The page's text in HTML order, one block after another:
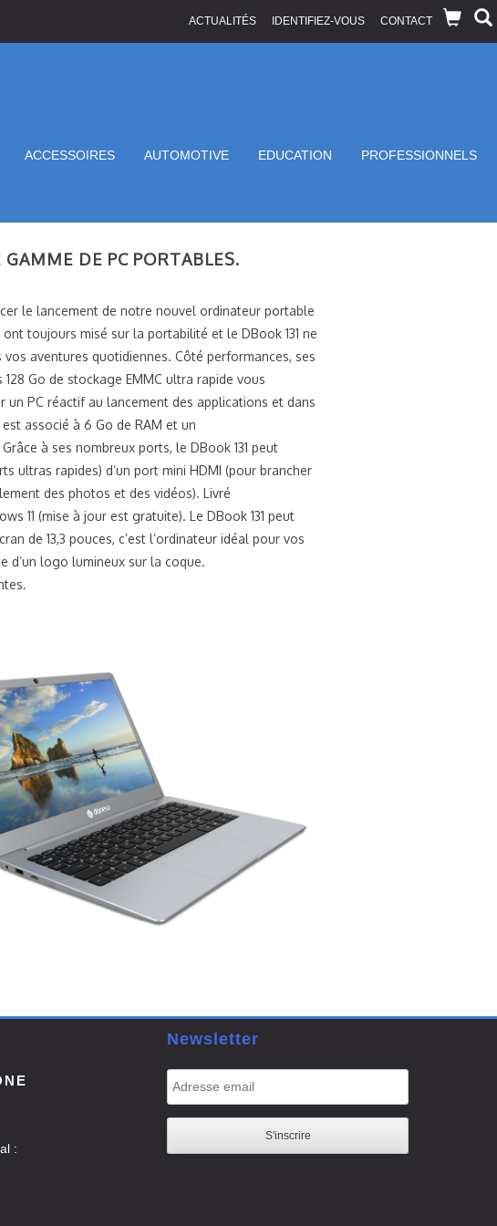
ACTUALITÉS IDENTIFIEZ-VOUS CONTACT
ACCESSOIRES AUTOMOTIVE EDUCATION PROFESSIONNELS
DE PC PORTABLES.
le lancement de notre nouvel ordinateur portable
ont toujours misé sur la portabilité et le DBook 131 ne
aventures quotidiennes. Côté performances, ses
Go de stockage EMMC ultra rapide vous
PC réactif au lancement des applications et dans
associé à 6 Go de RAM et un
à ses nombreux ports, le DBook 131 peut
ultras rapides) d’un port mini HDMI (pour brancher
des photos et des vidéos). Livré
11 (mise à jour est gratuite). Le DBook 131 peut
de 13,3 pouces, c’est l’ordinateur idéal pour vos
d’un logo lumineux sur la coque.
:
Newsletter